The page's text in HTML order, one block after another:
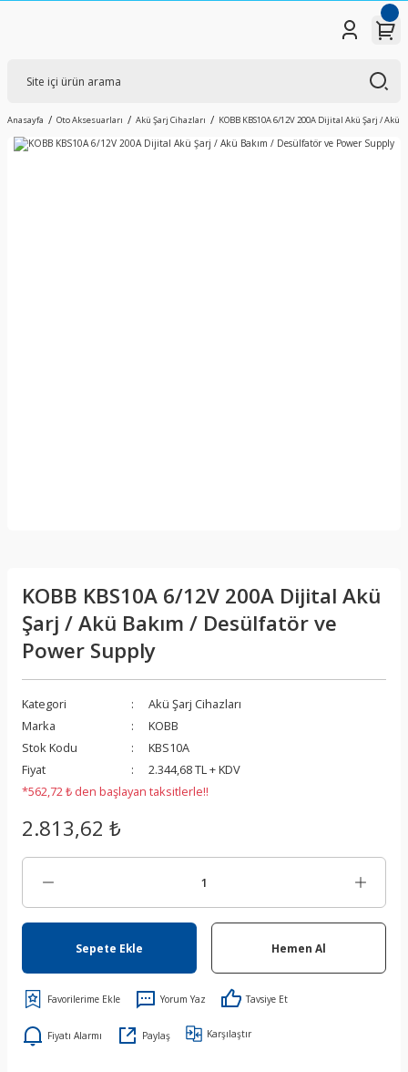
Anasayfa Oto Aksesuarları Akü Şarj Cihazları KOBB KBS10A 6/12V 200A Dijital Akü Şarj / Akü
KOBB KBS10A 6/12V 200A Dijital Akü
Şarj / Akü Bakım / Desülfatör ve
Power Supply
Kategori
Akü Şarj Cihazları
Marka
KOBB
Stok Kodu
KBS10A
Fiyat
2.344,68 TL + KDV
*562,72 ₺ den başlayan taksitlerle!!
2.813,62 ₺
Sepete Ekle Hemen Al
Yorum Yaz Tavsiye Et
Fiyatı Alarmı Paylaş Karşılaştır